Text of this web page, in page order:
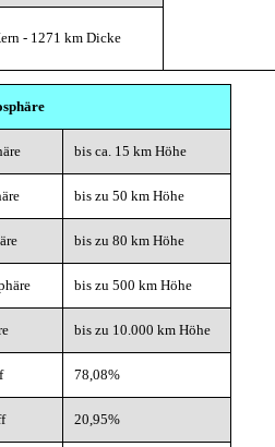
- 1271 km Dicke
bis ca. 15 km Höhe
bis zu 50 km Höhe
bis zu 80 km Höhe
bis zu 500 km Höhe
bis zu 10.000 km Höhe
78,08%
20,95%